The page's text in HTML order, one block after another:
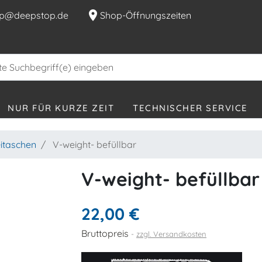
location_on Shop-Öffnungszeiten
NUR FÜR KURZE ZEIT TECHNISCHER SERVICE
V-weight- befüllbar
V-weight- befüllbar
22,00 €
Bruttopreis zzgl. Versandkosten